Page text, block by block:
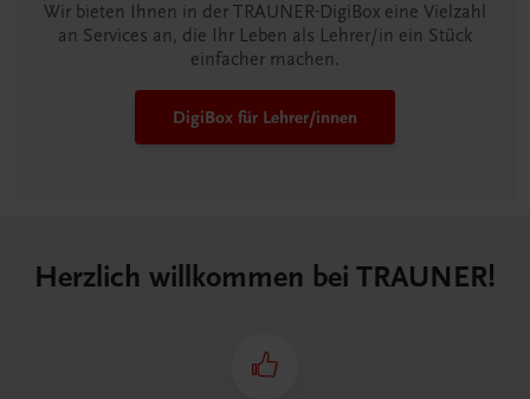
Wir bieten Ihnen in der TRAUNER-DigiBox eine Vielzahl
an Services an, die Ihr Leben als Lehrer/in ein Stück
einfacher machen.
DigiBox für Lehrer/innen
Herzlich willkommen bei TRAUNER!